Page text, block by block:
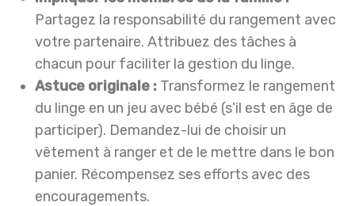
Partagez la responsabilité du rangement avec
votre partenaire. Attribuez des tâches à
chacun pour faciliter la gestion du linge.
Astuce originale : Transformez le rangement
du linge en un jeu avec bébé (s’il est en âge de
participer). Demandez-lui de choisir un
vêtement à ranger et de le mettre dans le bon
panier. Récompensez ses efforts avec des
encouragements.